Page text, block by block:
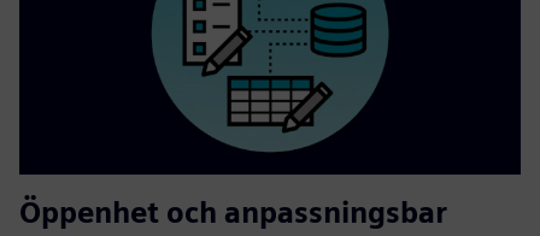
Öppenhet och anpassningsbar